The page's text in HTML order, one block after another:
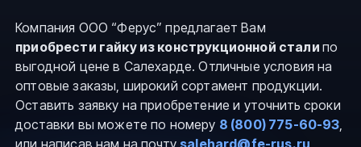
Компания ООО “Ферус” предлагает Вам
приобрести гайку из конструкционной стали по
выгодной цене в Салехарде. Отличные условия на
оптовые заказы, широкий сортамент продукции.
Оставить заявку на приобретение и уточнить сроки
доставки вы можете по номеру 8 (800) 775-60-93,